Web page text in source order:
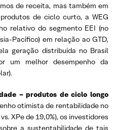
de receita, mas também em
produtos de ciclo curto, a WEG
relativo do segmento EEI (no
Pacífico) em relação ao GTD,
geração distribuída no Brasil
um melhor desempenho da
– produtos de ciclo longo
otimista de rentabilidade no
XPe de 19,0%), os investidores
a sustentabilidade de tais